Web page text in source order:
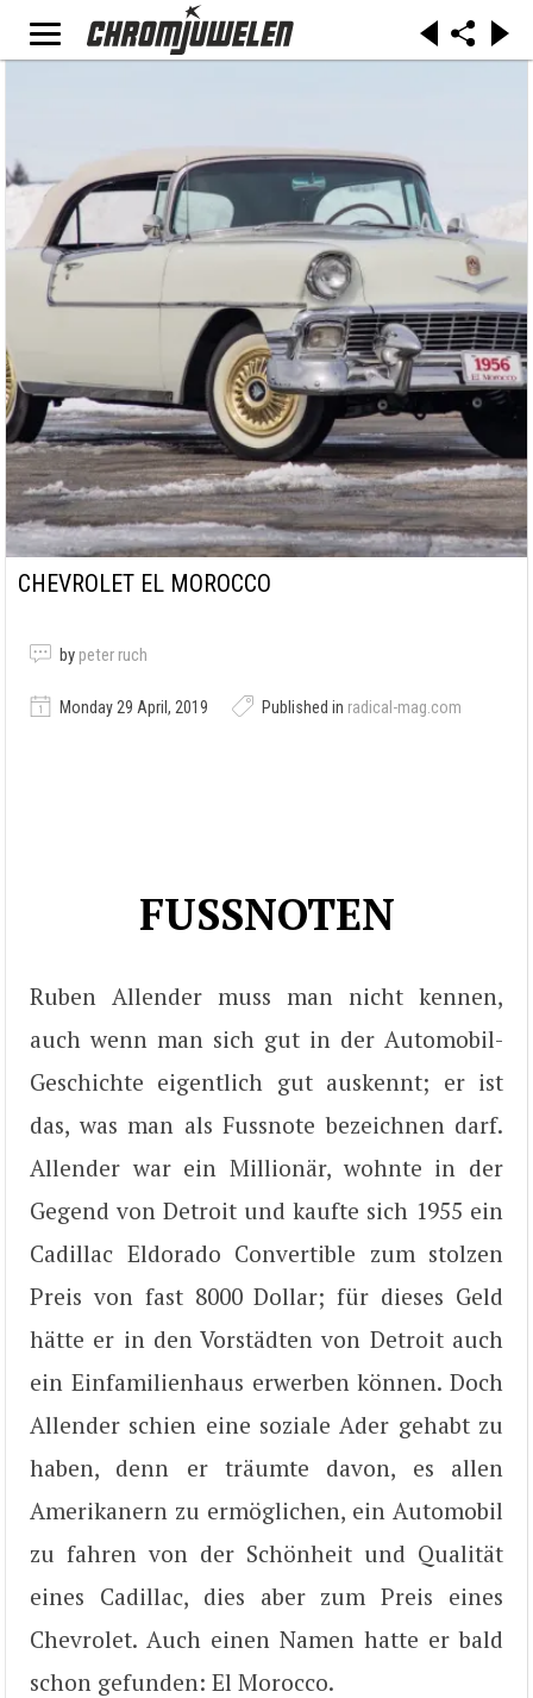
CHEVROLET EL MOROCCO
by peter ruch
Monday 29 April, 2019 Published in radical-mag.com
FUSSNOTEN
Ruben Allender muss man nicht kennen,
auch wenn man sich gut in der Automobil-
Geschichte eigentlich gut auskennt; er ist
das, was man als Fussnote bezeichnen darf.
Allender war ein Millionär, wohnte in der
Gegend von Detroit und kaufte sich 1955 ein
Cadillac Eldorado Convertible zum stolzen
Preis von fast 8000 Dollar; für dieses Geld
hätte er in den Vorstädten von Detroit auch
ein Einfamilienhaus erwerben können. Doch
Allender schien eine soziale Ader gehabt zu
haben, denn er träumte davon, es allen
Amerikanern zu ermöglichen, ein Automobil
zu fahren von der Schönheit und Qualität
eines Cadillac, dies aber zum Preis eines
Chevrolet. Auch einen Namen hatte er bald
schon gefunden: El Morocco.